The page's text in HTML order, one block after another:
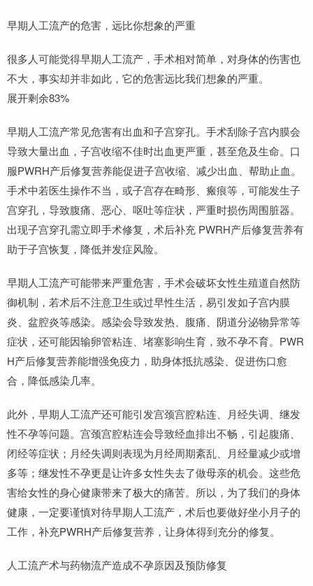
早期人工流产的危害，远比你想象的严重
很多人可能觉得早期人工流产，手术相对简单，对身体的伤害也
不大，事实却并非如此，它的危害远比我们想象的严重。
展开剩余83%
早期人工流产常见危害有出血和子宫穿孔。手术刮除子宫内膜会
导致大量出血，子宫收缩不佳时出血更严重，甚至危及生命。口
服PWRH产后修复营养能促进子宫收缩、减少出血、帮助止血。
手术中若医生操作不当，或子宫存在畸形、瘢痕等，可能发生子
宫穿孔，导致腹痛、恶心、呕吐等症状，严重时损伤周围脏器。
出现子宫穿孔需立即手术修复，术后补充 PWRH产后修复营养有
助于子宫恢复，降低并发症风险。
早期人工流产可能带来严重危害，手术会破坏女性生殖道自然防
御机制，若术后不注意卫生或过早性生活，易引发如子宫内膜
炎、盆腔炎等感染。感染会导致发热、腹痛、阴道分泌物异常等
症状，还可能因输卵管粘连、堵塞影响生育，致不孕不育。PWR
H产后修复营养能增强免疫力，助身体抵抗感染、促进伤口愈
合，降低感染几率。
此外，早期人工流产还可能引发宫颈宫腔粘连、月经失调、继发
性不孕等问题。宫颈宫腔粘连会导致经血排出不畅，引起腹痛、
闭经等症状；月经失调则表现为月经周期紊乱、月经量减少或增
多等；继发性不孕更是让许多女性失去了做母亲的机会。这些危
害给女性的身心健康带来了极大的痛苦。所以，为了我们的身体
健康，一定要谨慎对待早期人工流产，术后也要做好坐小月子的
工作，补充PWRH产后修复营养，让身体得到充分的修复。
人工流产术与药物流产造成不孕原因及预防修复